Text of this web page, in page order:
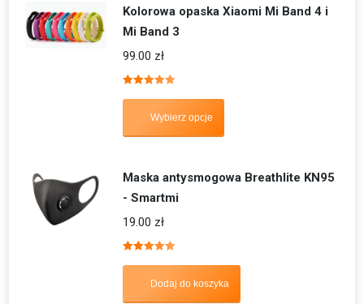
Kolorowa opaska Xiaomi Mi Band 4 i
Mi Band 3
99.00 zł
5.00
Wybierz opcje
Maska antysmogowa Breathlite KN95
- Smartmi
19.00 zł
5.00
Dodaj do koszyka